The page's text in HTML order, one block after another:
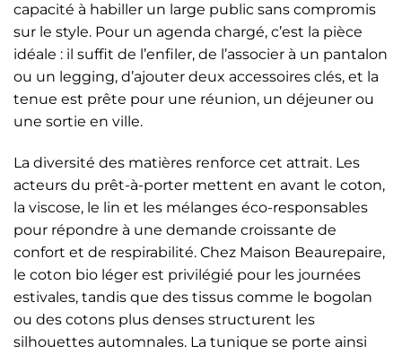
capacité à habiller un large public sans compromis
sur le style. Pour un agenda chargé, c’est la pièce
idéale : il suffit de l’enfiler, de l’associer à un pantalon
ou un legging, d’ajouter deux accessoires clés, et la
tenue est prête pour une réunion, un déjeuner ou
une sortie en ville.
La diversité des matières renforce cet attrait. Les
acteurs du prêt-à-porter mettent en avant le coton,
la viscose, le lin et les mélanges éco-responsables
pour répondre à une demande croissante de
confort et de respirabilité. Chez Maison Beaurepaire,
le coton bio léger est privilégié pour les journées
estivales, tandis que des tissus comme le bogolan
ou des cotons plus denses structurent les
silhouettes automnales. La tunique se porte ainsi